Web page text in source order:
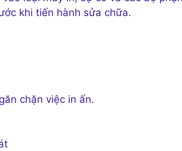
khi tiến hành sửa chữa.
chặn việc in ấn.